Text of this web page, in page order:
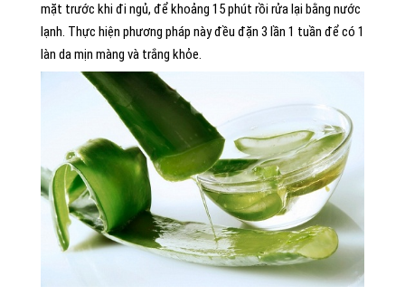
mặt trước khi đi ngủ, để khoảng 15 phút rồi rửa lại bằng nước
lạnh. Thực hiện phương pháp này đều đặn 3 lần 1 tuần để có 1
làn da mịn màng và trắng khỏe.